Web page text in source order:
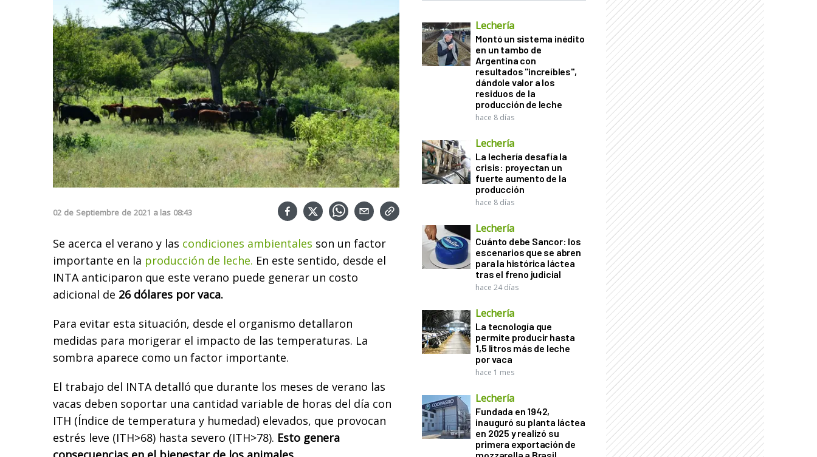
02 de Septiembre de 2021 a las 08:43
Se acerca el verano y las condiciones ambientales son un factor
importante en la producción de leche. En este sentido, desde el
INTA anticiparon que este verano puede generar un costo
adicional de 26 dólares por vaca.
Para evitar esta situación, desde el organismo detallaron
medidas para morigerar el impacto de las temperaturas. La
sombra aparece como un factor importante.
El trabajo del INTA detalló que durante los meses de verano las
vacas deben soportar una cantidad variable de horas del día con
ITH (Índice de temperatura y humedad) elevados, que provocan
estrés leve (ITH>68) hasta severo (ITH>78). Esto genera
Lechería
Montó un sistema inédito
en un tambo de
Argentina con
resultados "increíbles",
dándole valor a los
residuos de la
producción de leche
hace 8 días
Lechería
La lechería desafía la
crisis: proyectan un
fuerte aumento de la
producción
hace 8 días
Lechería
Cuánto debe Sancor: los
escenarios que se abren
para la histórica láctea
tras el freno judicial
hace 24 días
Lechería
La tecnología que
permite producir hasta
1,5 litros más de leche
por vaca
hace 1 mes
Lechería
Fundada en 1942,
inauguró su planta láctea
en 2025 y realizó su
primera exportación de